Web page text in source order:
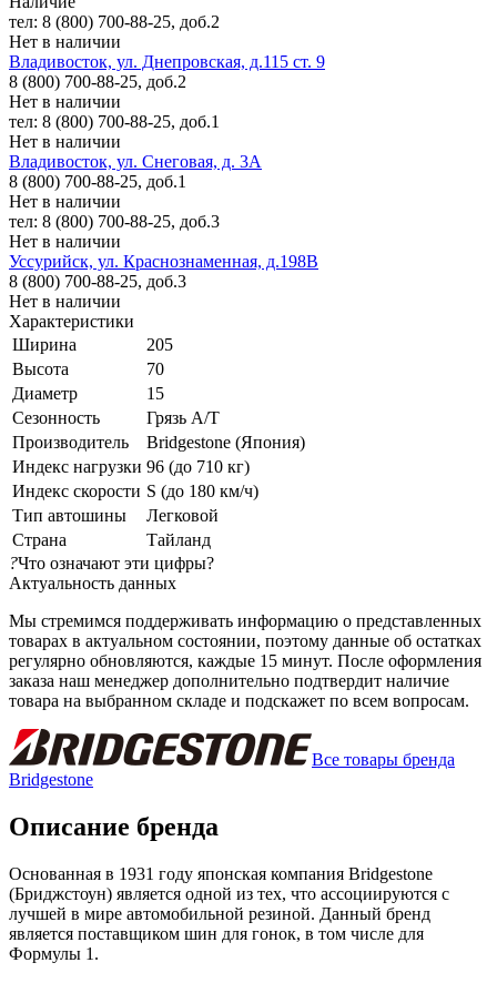
тел: 8 (800) 700-88-25, доб.2
Нет в наличии
Владивосток, ул. Днепровская, д.115 ст. 9
8 (800) 700-88-25, доб.2
Нет в наличии
тел: 8 (800) 700-88-25, доб.1
Нет в наличии
Владивосток, ул. Снеговая, д. 3А
8 (800) 700-88-25, доб.1
Нет в наличии
тел: 8 (800) 700-88-25, доб.3
Нет в наличии
Уссурийск, ул. Краснознаменная, д.198В
8 (800) 700-88-25, доб.3
Нет в наличии
Характеристики
Ширина
205
Высота
70
Диаметр
15
Сезонность
Грязь A/T
Производитель
Bridgestone (Япония)
Индекс нагрузки 96 (до 710 кг)
Индекс скорости S (до 180 км/ч)
Тип автошины
Легковой
Страна
Тайланд
?Что означают эти цифры?
Актуальность данных
Мы стремимся поддерживать информацию о представленных
товарах в актуальном состоянии, поэтому данные об остатках
регулярно обновляются, каждые 15 минут. После оформления
заказа наш менеджер дополнительно подтвердит наличие
товара на выбранном складе и подскажет по всем вопросам.
Все товары бренда
Bridgestone
Описание бренда
Основанная в 1931 году японская компания Bridgestone
(Бриджстоун) является одной из тех, что ассоциируются с
лучшей в мире автомобильной резиной. Данный бренд
является поставщиком шин для гонок, в том числе для
Формулы 1.